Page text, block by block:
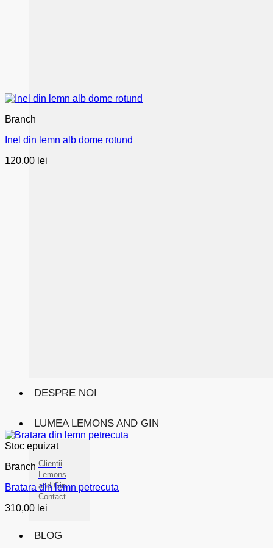
DESPRE NOI
LUMEA LEMONS AND GIN
Clienții
Lemons
and Gin
Contact
BLOG
Branch
Inel din lemn alb dome rotund
120,00 lei
Stoc epuizat
Branch
Bratara din lemn petrecuta
310,00 lei